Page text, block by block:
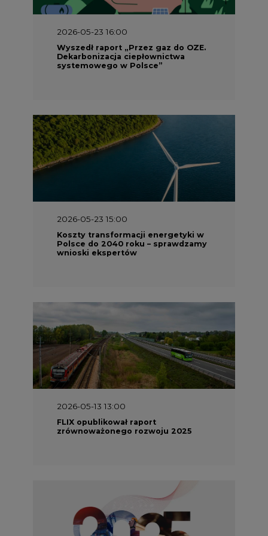
2026-05-23 16:00
Wyszedł raport „Przez gaz do OZE.
Dekarbonizacja ciepłownictwa
systemowego w Polsce”
2026-05-23 15:00
Koszty transformacji energetyki w
Polsce do 2040 roku – sprawdzamy
wnioski ekspertów
2026-05-13 13:00
FLIX opublikował raport
zrównoważonego rozwoju 2025